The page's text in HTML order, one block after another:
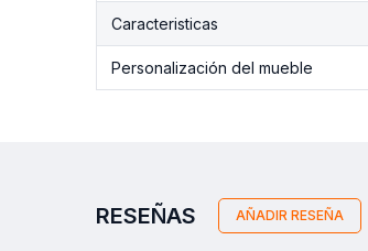
Caracteristicas
Personalización del mueble
RESEÑAS AÑADIR RESEÑA